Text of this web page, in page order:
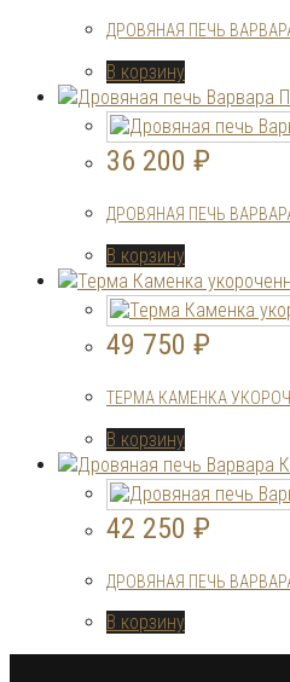
ДРОВЯНАЯ ПЕЧЬ
В корзину
36 200 ₽
ДРОВЯНАЯ ПЕЧЬ
В корзину
49 750 ₽
ТЕРМА КАМЕНКА
В корзину
42 250 ₽
ДРОВЯНАЯ ПЕЧЬ
В корзину